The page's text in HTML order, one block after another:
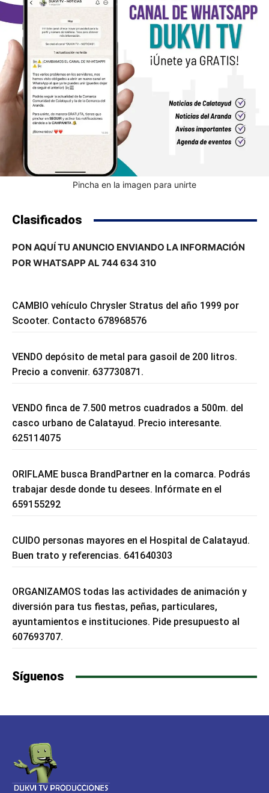
Pincha en la imagen para unirte
Clasificados
PON AQUÍ TU ANUNCIO ENVIANDO LA INFORMACIÓN
POR WHATSAPP AL 744 634 310
CAMBIO vehículo Chrysler Stratus del año 1999 por
Scooter. Contacto 678968576
VENDO depósito de metal para gasoil de 200 litros.
Precio a convenir. 637730871.
VENDO finca de 7.500 metros cuadrados a 500m. del
casco urbano de Calatayud. Precio interesante.
625114075
ORIFLAME busca BrandPartner en la comarca. Podrás
trabajar desde donde tu desees. Infórmate en el
659155292
CUIDO personas mayores en el Hospital de Calatayud.
Buen trato y referencias. 641640303
ORGANIZAMOS todas las actividades de animación y
diversión para tus fiestas, peñas, particulares,
ayuntamientos e instituciones. Pide presupuesto al
607693707.
Síguenos